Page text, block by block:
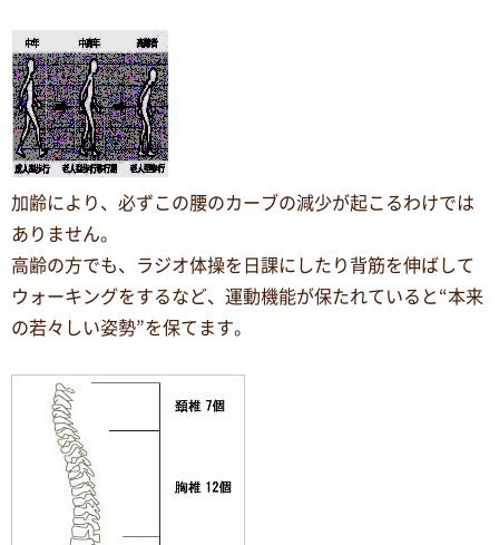
加齢により、必ずこの腰のカーブの減少が起こるわけでは
ありません。
高齢の方でも、ラジオ体操を日課にしたり背筋を伸ばして
ウォーキングをするなど、運動機能が保たれていると“本来
の若々しい姿勢”を保てます。